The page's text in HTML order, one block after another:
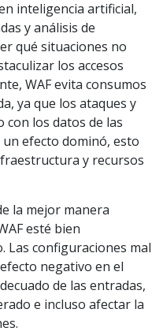
inteligencia artificial,
y análisis de
qué situaciones no
los accesos
WAF evita consumos
ya que los ataques y
con los datos de las
un efecto dominó, esto
y recursos
la mejor manera
esté bien
Las configuraciones mal
negativo en el
de las entradas,
e incluso afectar la